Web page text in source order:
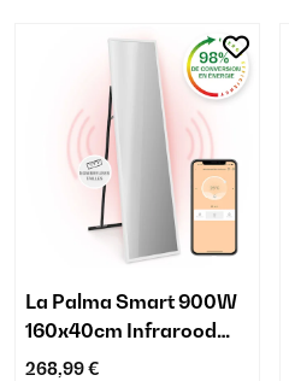
La Palma Smart 900W
160x40cm Infrarood
Spiegel Wit
268,99 €